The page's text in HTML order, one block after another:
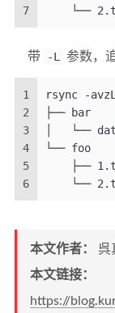
7
└──
带 -L 参数，
1
2
3
4
5
6
rsync -
├── bar
│   └──
└── foo
├──
└──
本文作者： 呉
本文链接：
https://